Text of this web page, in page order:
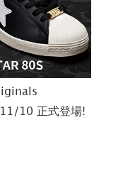
×《E.T.》40週
10起 登陸台北